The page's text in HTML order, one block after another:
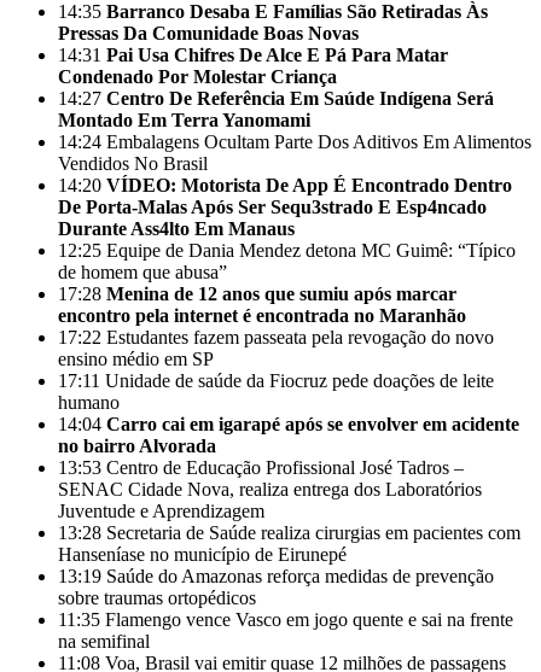
14:35 Barranco Desaba E Famílias São Retiradas Às
Pressas Da Comunidade Boas Novas
14:31 Pai Usa Chifres De Alce E Pá Para Matar
Condenado Por Molestar Criança
14:27 Centro De Referência Em Saúde Indígena Será
Montado Em Terra Yanomami
14:24 Embalagens Ocultam Parte Dos Aditivos Em Alimentos
Vendidos No Brasil
14:20 VÍDEO: Motorista De App É Encontrado Dentro
De Porta-Malas Após Ser Sequ3strado E Esp4ncado
Durante Ass4lto Em Manaus
12:25 Equipe de Dania Mendez detona MC Guimê: “Típico
de homem que abusa”
17:28 Menina de 12 anos que sumiu após marcar
encontro pela internet é encontrada no Maranhão
17:22 Estudantes fazem passeata pela revogação do novo
ensino médio em SP
17:11 Unidade de saúde da Fiocruz pede doações de leite
humano
14:04 Carro cai em igarapé após se envolver em acidente
no bairro Alvorada
13:53 Centro de Educação Profissional José Tadros –
SENAC Cidade Nova, realiza entrega dos Laboratórios
Juventude e Aprendizagem
13:28 Secretaria de Saúde realiza cirurgias em pacientes com
Hanseníase no município de Eirunepé
13:19 Saúde do Amazonas reforça medidas de prevenção
sobre traumas ortopédicos
11:35 Flamengo vence Vasco em jogo quente e sai na frente
na semifinal
11:08 Voa, Brasil vai emitir quase 12 milhões de passagens